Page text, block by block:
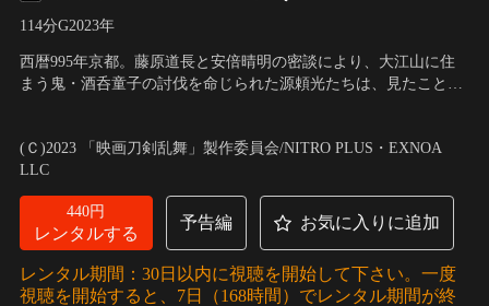
114分G2023年
西暦995年京都。藤原道長と安倍晴明の密談により、大江山に住
まう鬼・酒呑童子の討伐を命じられた源頼光たちは、見たことの
月宗近ら歴史を守るべく戦う“刀剣男士”たちであった。
(Ｃ)2023 「映画刀剣乱舞」製作委員会/NITRO PLUS・EXNOA
LLC
440円
レンタルする
予告編 お気に入りに追加
レンタル期間：30日以内に視聴を開始して下さい。一度
視聴を開始すると、7日（168時間）でレンタル期間が終